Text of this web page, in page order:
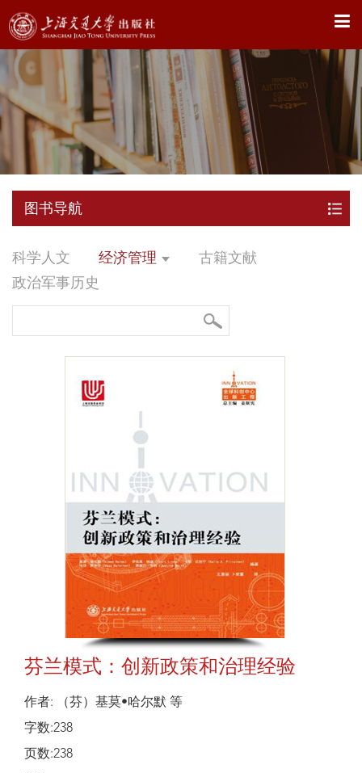
X
图书导航
科学人文 经济管理
古籍文献
政治军事历史
芬兰模式：创新政策和治理经验
作者: （芬）基莫•哈尔默 等
字数:238
页数:238